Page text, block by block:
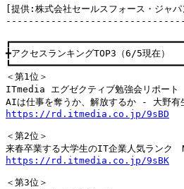
[提供:株式会社セールスフォース・ジャパ
╋アクセスランキングTOP3（6/5現在）
＜第1位＞
ITmedia エグゼクティブ勉強会リポート
https://rd.itmedia.co.jp/9sBD
＜第2位＞
https://rd.itmedia.co.jp/9sBK
＜第3位＞